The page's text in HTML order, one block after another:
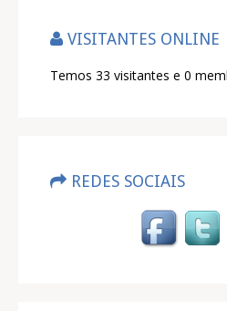
VISITANTES ONLINE
Temos 33 visitantes e 0
REDES SOCIAIS